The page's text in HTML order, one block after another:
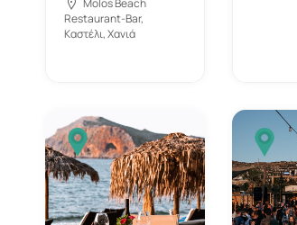
Restaurant-Bar,
Καστέλι, Χανιά